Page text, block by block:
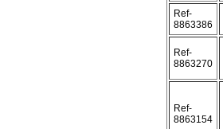
Ref-
8863386
Ref-
8863270
Ref-
8863154